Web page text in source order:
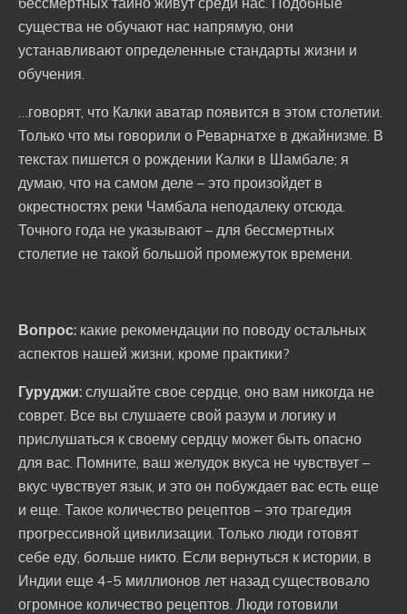
существа не обучают нас напрямую, они
устанавливают определенные стандарты жизни и
обучения.
…говорят, что Калки аватар появится в этом столетии.
Только что мы говорили о Реварнатхе в джайнизме. В
текстах пишется о рождении Калки в Шамбале; я
думаю, что на самом деле – это произойдет в
окрестностях реки Чамбала неподалеку отсюда.
Точного года не указывают – для бессмертных
столетие не такой большой промежуток времени.
Вопрос: какие рекомендации по поводу остальных
аспектов нашей жизни, кроме практики?
Гуруджи: слушайте свое сердце, оно вам никогда не
соврет. Все вы слушаете свой разум и логику и
прислушаться к своему сердцу может быть опасно
для вас. Помните, ваш желудок вкуса не чувствует –
вкус чувствует язык, и это он побуждает вас есть еще
и еще. Такое количество рецептов – это трагедия
прогрессивной цивилизации. Только люди готовят
себе еду, больше никто. Если вернуться к истории, в
Индии еще 4-5 миллионов лет назад существовало
огромное количество рецептов. Люди готовили